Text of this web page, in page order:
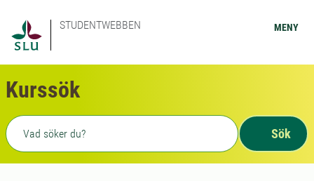
STUDENTWEBBEN MENY
Kurssök
Fritext sökning
Sök